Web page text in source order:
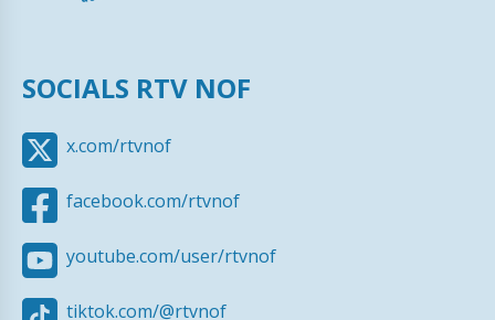
SOCIALS RTV NOF
x.com/rtvnof
facebook.com/rtvnof
youtube.com/user/rtvnof
tiktok.com/@rtvnof